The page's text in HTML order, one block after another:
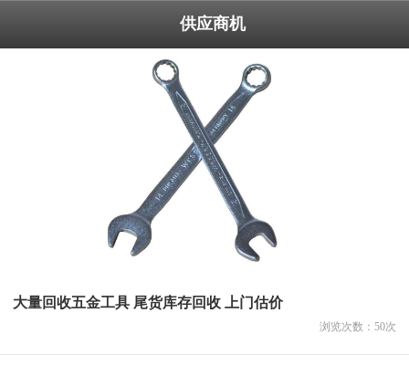
供应商机
大量回收五金工具 尾货库存回收 上门估价
浏览次数： 50次